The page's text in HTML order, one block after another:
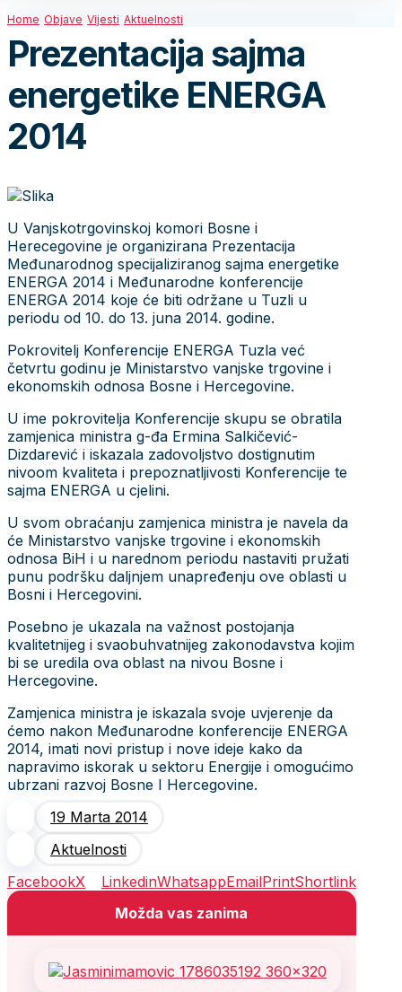
Home Objave Vijesti Aktuelnosti
Prezentacija sajma
energetike ENERGA
2014
U Vanjskotrgovinskoj komori Bosne i
Herecegovine je organizirana Prezentacija
Međunarodnog specijaliziranog sajma energetike
ENERGA 2014 i Međunarodne konferencije
ENERGA 2014 koje će biti održane u Tuzli u
periodu od 10. do 13. juna 2014. godine.
Pokrovitelj Konferencije ENERGA Tuzla već
četvrtu godinu je Ministarstvo vanjske trgovine i
ekonomskih odnosa Bosne i Hercegovine.
U ime pokrovitelja Konferencije skupu se obratila
zamjenica ministra g-đa Ermina Salkičević-
Dizdarević i iskazala zadovoljstvo dostignutim
nivoom kvaliteta i prepoznatljivosti Konferencije te
sajma ENERGA u cjelini.
U svom obraćanju zamjenica ministra je navela da
će Ministarstvo vanjske trgovine i ekonomskih
odnosa BiH i u narednom periodu nastaviti pružati
punu podršku daljnjem unapređenju ove oblasti u
Bosni i Hercegovini.
Posebno je ukazala na važnost postojanja
kvalitetnijeg i svaobuhvatnijeg zakonodavstva kojim
bi se uredila ova oblast na nivou Bosne i
Hercegovine.
Zamjenica ministra je iskazala svoje uvjerenje da
ćemo nakon Međunarodne konferencije ENERGA
2014, imati novi pristup i nove ideje kako da
napravimo iskorak u sektoru Energije i omogućimo
ubrzani razvoj Bosne I Hercegovine.
19 Marta 2014
Aktuelnosti
FacebookX LinkedinWhatsappEmailPrintShortlink
Možda vas zanima